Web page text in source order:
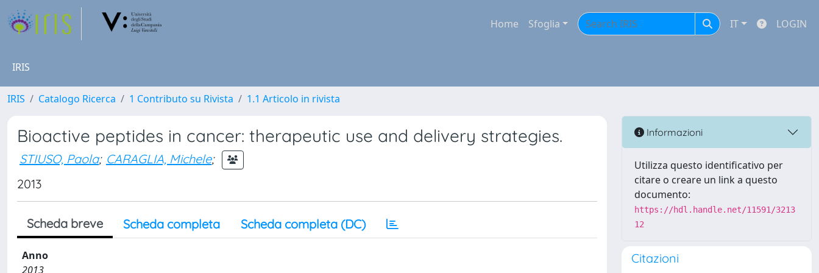
Home Sfoglia IT LOGIN
IRIS
IRIS Catalogo Ricerca 1 Contributo su Rivista 1.1 Articolo in rivista
Bioactive peptides in cancer: therapeutic use and delivery strategies.
STIUSO, Paola; CARAGLIA, Michele;
2013
Scheda breve Scheda completa Scheda completa (DC)
Anno
2013
Informazioni
Utilizza questo identificativo per
citare o creare un link a questo
documento:
https://hdl.handle.net/11591/3213
12
Citazioni